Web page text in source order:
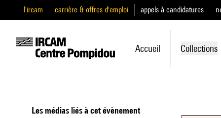
l'ircam carrière & offres d'emploi appels à candidatures
Accueil Collections
Les médias liés à cet évènement